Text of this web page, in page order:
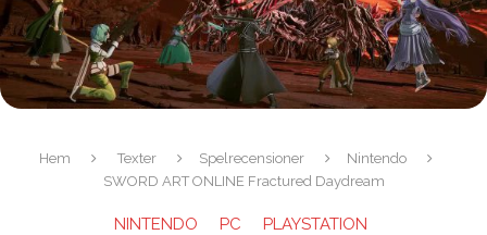
Hem Texter Spelrecensioner
Nintendo
SWORD ART ONLINE Fractured Daydream
NINTENDO PC
PLAYSTATION